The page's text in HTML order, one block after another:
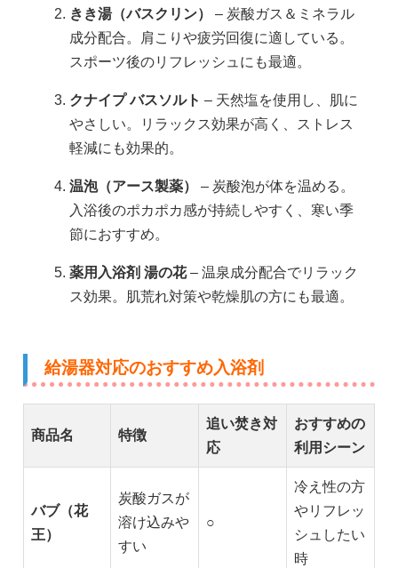
きき湯（バスクリン）
– 炭酸ガス＆ミネラル
成分配合。肩こりや疲労回復に適している。
スポーツ後のリフレッシュにも最適。
クナイプ バスソルト – 天然塩を使用し、肌に
やさしい。リラックス効果が高く、ストレス
軽減にも効果的。
温泡（アース製薬）
– 炭酸泡が体を温める。
入浴後のポカポカ感が持続しやすく、寒い季
節におすすめ。
薬用入浴剤 湯の花– 温泉成分配合でリラック
ス効果。肌荒れ対策や乾燥肌の方にも最適。
給湯器対応のおすすめ入浴剤
商品名 特徴
追い焚き対
応
おすすめの
利用シーン
バブ（花
王）
炭酸ガスが
溶け込みや
すい
○
冷え性の方
やリフレッ
シュしたい
時